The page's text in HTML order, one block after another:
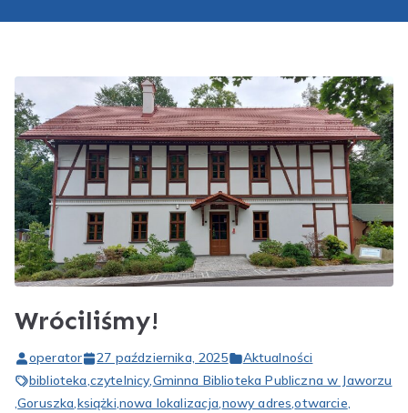
Wróciliśmy!
operator 27 października, 2025
Aktualności
biblioteka,czytelnicy,Gminna Biblioteka Publiczna w Jaworzu
,Goruszka,książki,nowa lokalizacja,nowy adres,otwarcie,